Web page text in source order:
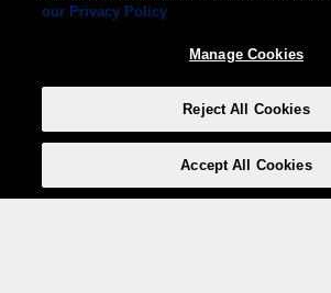
our Privacy Policy
Manage Cookies
Reject All Cookies
Accept All Cookies